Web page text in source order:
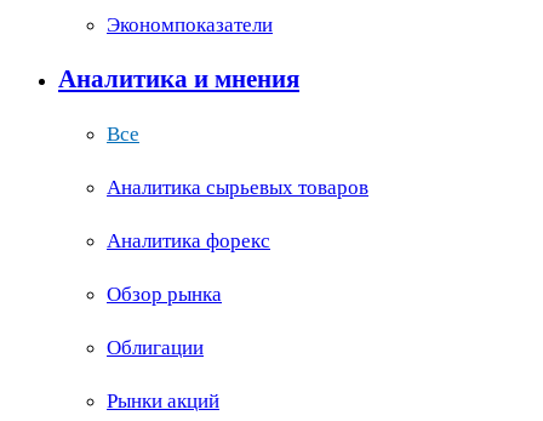
Экономпоказатели
Аналитика и мнения
Все
Аналитика сырьевых товаров
Аналитика форекс
Обзор рынка
Облигации
Рынки акций